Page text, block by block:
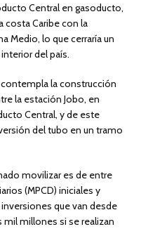
Central en gasoducto,
costa Caribe con la
Medio, lo que cerraría un
del país.
la construcción
la estación Jobo, en
Central, y de este
del tubo en un tramo
movilizar es de entre
(MPCD) iniciales y
que van desde
millones si se realizan